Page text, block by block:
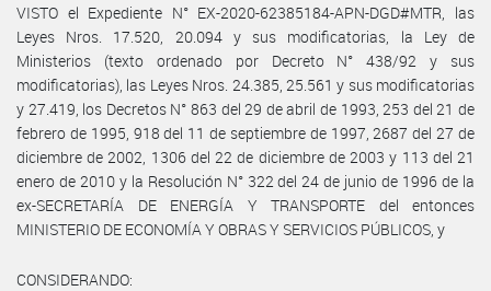
VISTO el Expediente N° EX-2020-62385184-APN-DGD#MTR, las
Leyes Nros. 17.520, 20.094 y sus modificatorias, la Ley de
Ministerios (texto ordenado por Decreto N° 438/92 y sus
modificatorias), las Leyes Nros. 24.385, 25.561 y sus modificatorias
y 27.419, los Decretos N° 863 del 29 de abril de 1993, 253 del 21 de
febrero de 1995, 918 del 11 de septiembre de 1997, 2687 del 27 de
diciembre de 2002, 1306 del 22 de diciembre de 2003 y 113 del 21
enero de 2010 y la Resolución N° 322 del 24 de junio de 1996 de la
ex-SECRETARÍA DE ENERGÍA Y TRANSPORTE del entonces
MINISTERIO DE ECONOMÍA Y OBRAS Y SERVICIOS PÚBLICOS, y
CONSIDERANDO: